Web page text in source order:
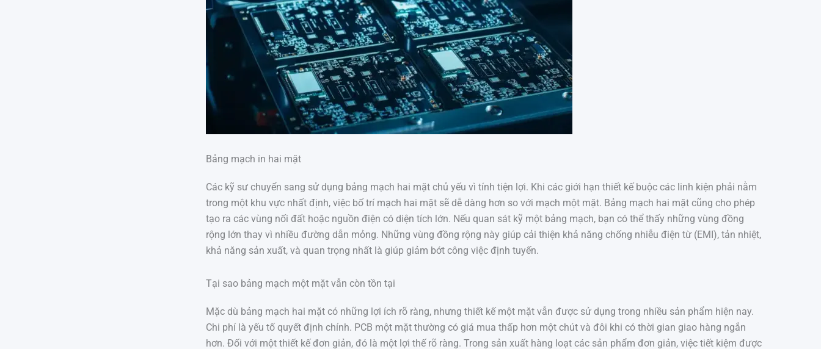
Bảng mạch in hai mặt
Các kỹ sư chuyển sang sử dụng bảng mạch hai mặt chủ yếu vì tính tiện lợi. Khi các giới hạn thiết kế buộc các linh kiện phải nằm
trong một khu vực nhất định, việc bố trí mạch hai mặt sẽ dễ dàng hơn so với mạch một mặt. Bảng mạch hai mặt cũng cho phép
tạo ra các vùng nối đất hoặc nguồn điện có diện tích lớn. Nếu quan sát kỹ một bảng mạch, bạn có thể thấy những vùng đồng
rộng lớn thay vì nhiều đường dẫn mỏng. Những vùng đồng rộng này giúp cải thiện khả năng chống nhiễu điện từ (EMI), tản nhiệt,
khả năng sản xuất, và quan trọng nhất là giúp giảm bớt công việc định tuyến.
Tại sao bảng mạch một mặt vẫn còn tồn tại
Mặc dù bảng mạch hai mặt có những lợi ích rõ ràng, nhưng thiết kế một mặt vẫn được sử dụng trong nhiều sản phẩm hiện nay.
Chi phí là yếu tố quyết định chính. PCB một mặt thường có giá mua thấp hơn một chút và đôi khi có thời gian giao hàng ngắn
hơn. Đối với một thiết kế đơn giản, đó là một lợi thế rõ ràng. Trong sản xuất hàng loạt các sản phẩm đơn giản, việc tiết kiệm được